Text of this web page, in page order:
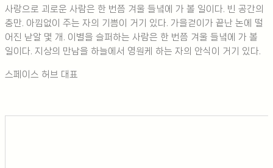
사랑으로 괴로운 사람은 한 번쯤 겨울 들녘에 가 볼 일이다. 빈 공간의
충만. 아낌없이 주는 자의 기쁨이 거기 있다. 가을걷이가 끝난 논에 떨
어진 낟알 몇 개. 이별을 슬퍼하는 사람은 한 번쯤 겨울 들녘에 가 볼
일이다. 지상의 만남을 하늘에서 영원케 하는 자의 안식이 거기 있다.
스페이스 허브 대표